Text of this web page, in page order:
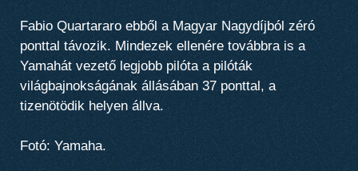
Fabio Quartararo ebből a Magyar Nagydíjból zéró
ponttal távozik. Mindezek ellenére továbbra is a
Yamahát vezető legjobb pilóta a pilóták
világbajnokságának állásában 37 ponttal, a
tizenötödik helyen állva.
Fotó: Yamaha.